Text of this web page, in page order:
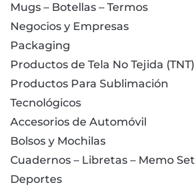
Mugs – Botellas – Termos
Negocios y Empresas
Packaging
Productos de Tela No Tejida (TNT)
Productos Para Sublimación
Tecnológicos
Accesorios de Automóvil
Bolsos y Mochilas
Cuadernos – Libretas – Memo Set
Deportes